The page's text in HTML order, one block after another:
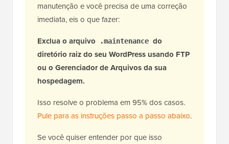
manutenção e você precisa de uma correção
imediata, eis o que fazer:
Exclua o arquivo
.maintenance do
diretório raiz do seu WordPress usando FTP
ou o Gerenciador de Arquivos da sua
hospedagem.
Isso resolve o problema em 95% dos casos.
Pule para as instruções passo a passo abaixo.
Se você quiser entender por que isso